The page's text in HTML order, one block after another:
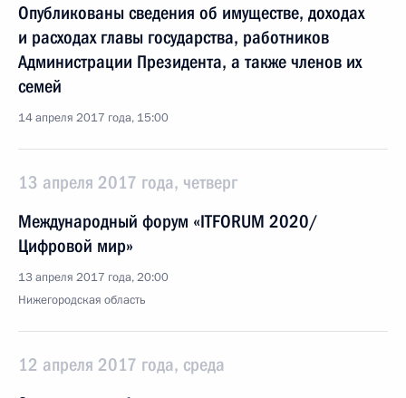
Опубликованы сведения об имуществе, доходах
и расходах главы государства, работников
Администрации Президента, а также членов их
семей
14 апреля 2017 года, 15:00
13 апреля 2017 года, четверг
Международный форум «ITFORUM 2020/
Цифровой мир»
13 апреля 2017 года, 20:00
Нижегородская область
12 апреля 2017 года, среда